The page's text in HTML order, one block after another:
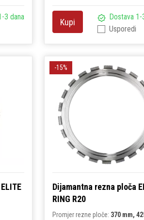
3 dana
Kupi
Dostava 1-
Usporedi
Dijamantna rezna ploča
RING R20
Promjer rezne ploče: 370 mm,
-15%